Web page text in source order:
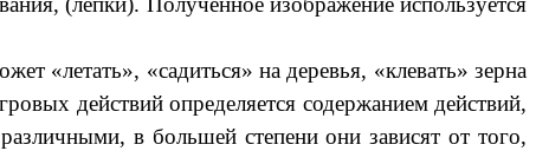
«летать», «садиться» на деревья, «клевать» зерна
действий определяется содержанием действий,
в большей степени они зависят от того,